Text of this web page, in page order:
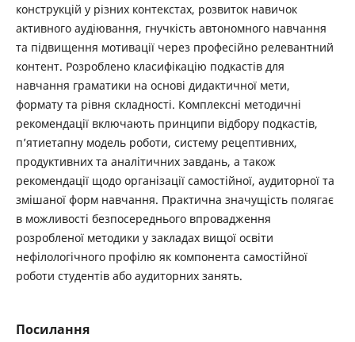
конструкцій у різних контекстах, розвиток навичок
активного аудіювання, гнучкість автономного навчання
та підвищення мотивації через професійно релевантний
контент. Розроблено класифікацію подкастів для
навчання граматики на основі дидактичної мети,
формату та рівня складності. Комплексні методичні
рекомендації включають принципи відбору подкастів,
п’ятиетапну модель роботи, систему рецептивних,
продуктивних та аналітичних завдань, а також
рекомендації щодо організації самостійної, аудиторної та
змішаної форм навчання. Практична значущість полягає
в можливості безпосереднього впровадження
розробленої методики у закладах вищої освіти
нефілологічного профілю як компонента самостійної
роботи студентів або аудиторних занять.
Посилання